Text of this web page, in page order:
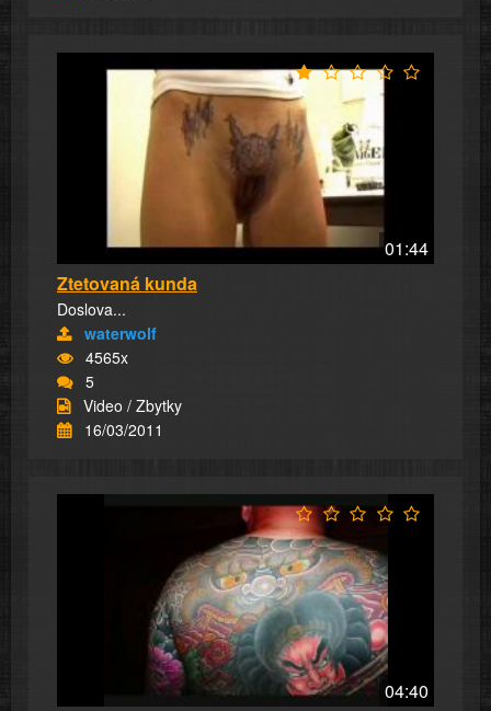
01:44
Ztetovaná kunda
Doslova...
waterwolf
4565x
5
Video / Zbytky
16/03/2011
04:40